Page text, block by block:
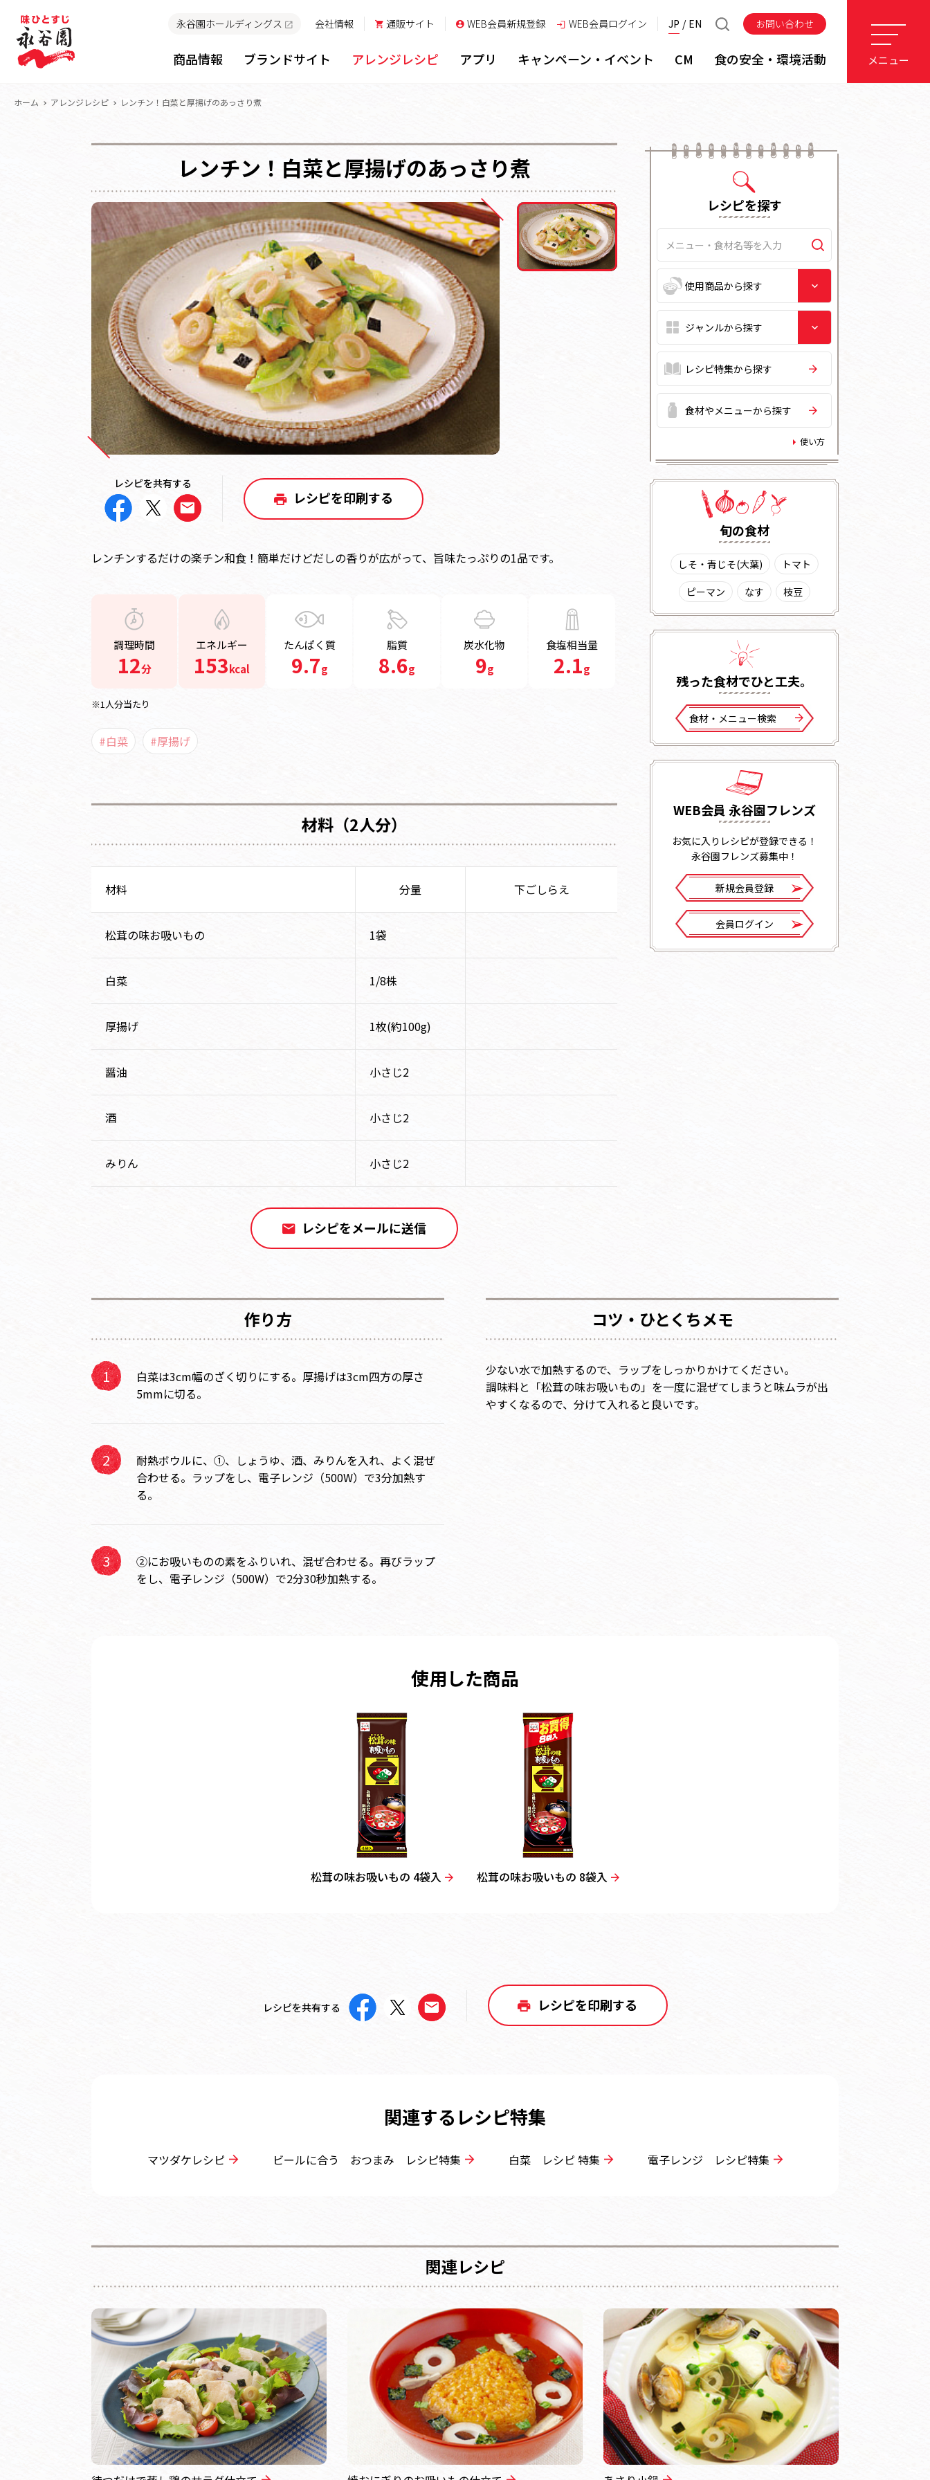
永谷園ホールディングス 会社情報 通販サイト WEB会員新規登録 WEB会員ログイン JP EN お問い合わせ
商品情報 ブランドサイト アレンジレシピ アプリ キャンペーン・イベント CM 食の安全・環境活動 メニュー
ホーム アレンジレシピ レンチン！白菜と厚揚げのあっさり煮
レンチン！白菜と厚揚げのあっさり煮
レシピを共有する
レシピを印刷する
レンチンするだけの楽チン和食！簡単だけどだしの香りが広がって、旨味たっぷりの1品です。
調理時間
12分
エネルギー
153kcal
たんぱく質
9.7g
脂質
8.6g
炭水化物
9g
食塩相当量
2.1g
※1人分当たり
#白菜 #厚揚げ
材料（2人分）
材料 分量 下ごしらえ
松茸の味お吸いもの 1袋
白菜 1/8株
厚揚げ 1枚(約100g)
醤油 小さじ2
酒 小さじ2
みりん 小さじ2
レシピをメールに送信
レシピを探す
レシピ特集から探す
食材やメニューから探す
使い方
旬の⾷材
しそ・青じそ(大葉)
トマト
ピーマン
なす 枝豆
残った⾷材でひと⼯夫。
⾷材・メニュー検索
WEB会員 永谷園フレンズ
お気に入りレシピが登録できる！
永谷園フレンズ募集中！
新規会員登録
会員ログイン
作り方
白菜は3cm幅のざく切りにする。厚揚げは3cm四方の厚さ
5mmに切る。
耐熱ボウルに、①、しょうゆ、酒、みりんを入れ、よく混ぜ
合わせる。ラップをし、電子レンジ（500W）で3分加熱す
る。
②にお吸いものの素をふりいれ、混ぜ合わせる。再びラップ
をし、電子レンジ（500W）で2分30秒加熱する。
コツ・ひとくちメモ
少ない水で加熱するので、ラップをしっかりかけてください。
調味料と「松茸の味お吸いもの」を一度に混ぜてしまうと味ムラが出
やすくなるので、分けて入れると良いです。
使用した商品
松茸の味お吸いもの 4袋入 松茸の味お吸いもの 8袋入
レシピを共有する レシピを印刷する
関連するレシピ特集
マツダケレシピ ビールに合う おつまみ レシピ特集 白菜 レシピ 特集 電子レンジ レシピ特集
関連レシピ